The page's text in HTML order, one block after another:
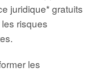
juridique* gratuits
risques
les